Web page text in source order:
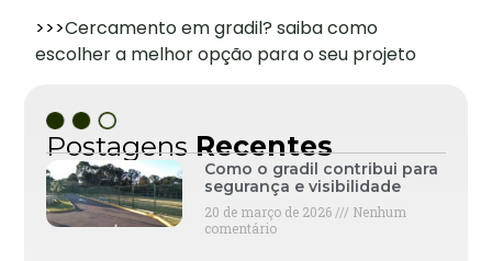
>>>Cercamento em gradil? saiba como
escolher a melhor opção para o seu projeto
PostagensRecentes
Como o gradil contribui para
segurança e visibilidade
20 de março de 2026
Nenhum
comentário